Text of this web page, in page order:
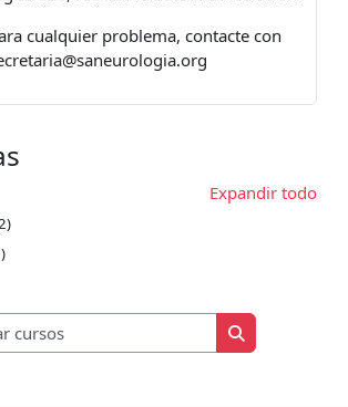
cualquier problema, contacte con
Expandir todo
Buscar cursos
Buscar cursos